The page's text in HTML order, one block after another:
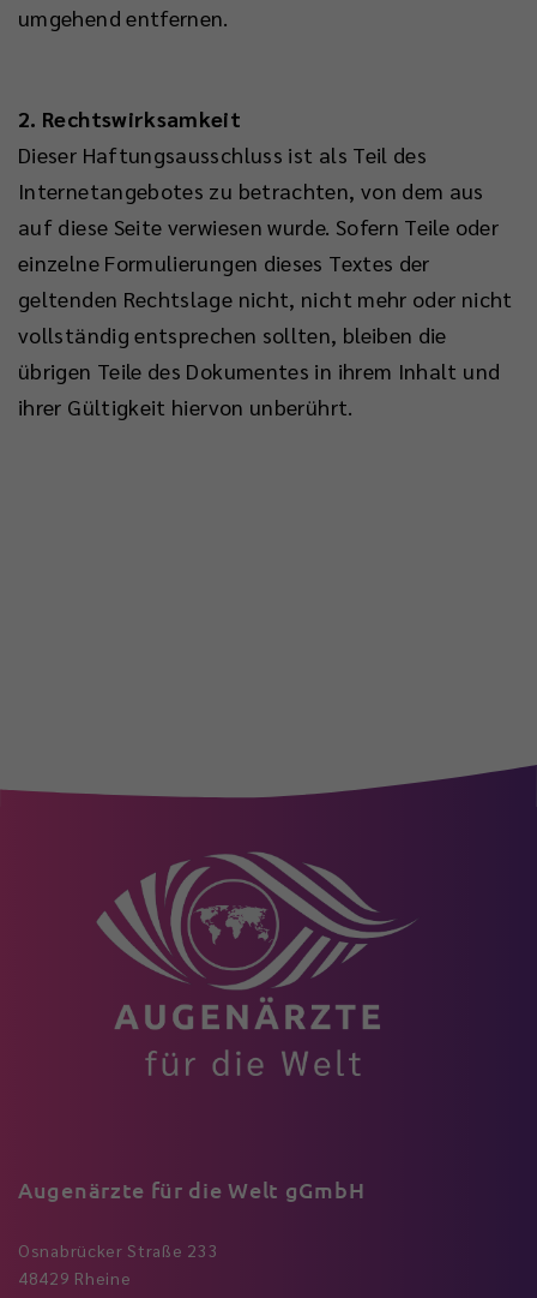
umgehend entfernen.
2. Rechtswirksamkeit
Dieser Haftungsausschluss ist als Teil des
Internetangebotes zu betrachten, von dem aus
auf diese Seite verwiesen wurde. Sofern Teile oder
einzelne Formulierungen dieses Textes der
geltenden Rechtslage nicht, nicht mehr oder nicht
vollständig entsprechen sollten, bleiben die
übrigen Teile des Dokumentes in ihrem Inhalt und
ihrer Gültigkeit hiervon unberührt.
Augenärzte für die Welt gGmbH
Osnabrücker Straße 233
48429 Rheine